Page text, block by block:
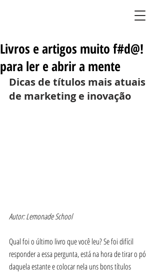
Livros e artigos muito f#d@!
para ler e abrir a mente
Dicas de títulos mais atuais
de marketing e inovação
Autor: Lemonade School
Qual foi o último livro que você leu? Se foi difícil
responder a essa pergunta, está na hora de tirar o pó
daquela estante e colocar nela uns bons títulos